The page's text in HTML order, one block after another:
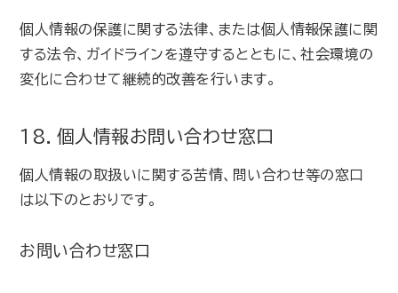
個人情報の保護に関する法律、または個人情報保護に関
する法令、ガイドラインを遵守するとともに、社会環境の
変化に合わせて継続的改善を行います。
18．個人情報お問い合わせ窓口
個人情報の取扱いに関する苦情、問い合わせ等の窓口
は以下のとおりです。
お問い合わせ窓口